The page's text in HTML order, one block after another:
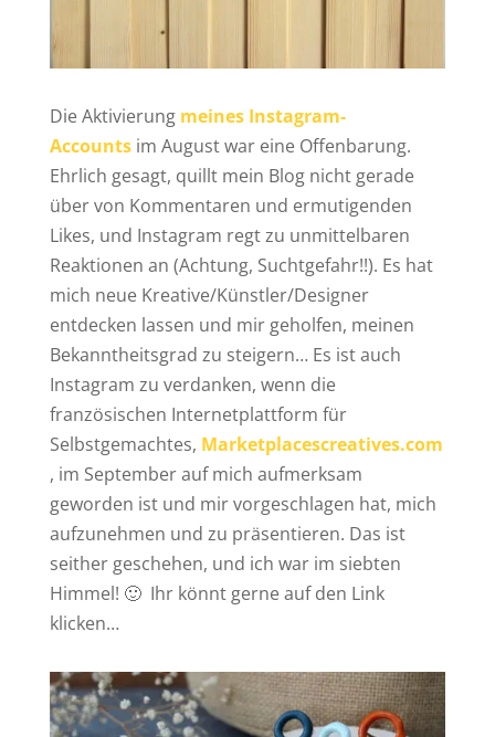
Die Aktivierung meines Instagram-
Accountsim August war eine Offenbarung.
Ehrlich gesagt, quillt mein Blog nicht gerade
über von Kommentaren und ermutigenden
Likes, und Instagram regt zu unmittelbaren
Reaktionen an (Achtung, Suchtgefahr!!). Es hat
mich neue Kreative/Künstler/Designer
entdecken lassen und mir geholfen, meinen
Bekanntheitsgrad zu steigern… Es ist auch
Instagram zu verdanken, wenn die
französischen Internetplattform für
Selbstgemachtes, Marketplacescreatives.com
, im September auf mich aufmerksam
geworden ist und mir vorgeschlagen hat, mich
aufzunehmen und zu präsentieren. Das ist
seither geschehen, und ich war im siebten
Himmel! 🙂 Ihr könnt gerne auf den Link
klicken…